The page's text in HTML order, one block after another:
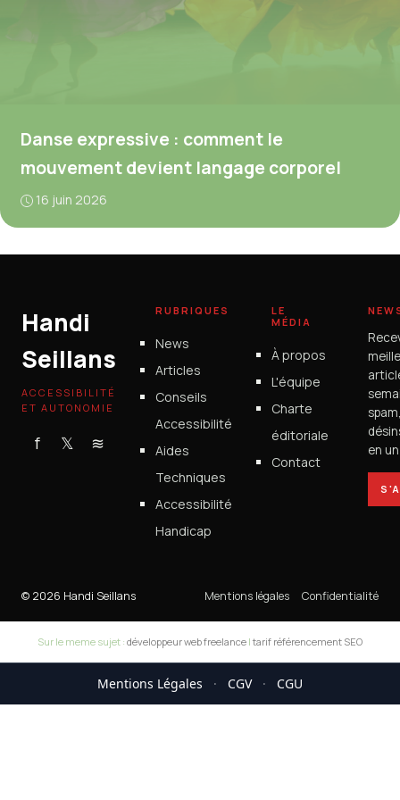
Danse expressive : comment le
mouvement devient langage corporel
16 juin 2026
Handi
Seillans
ACCESSIBILITÉ
ET AUTONOMIE
f 𝕏 ≋
RUBRIQUES
News
Articles
Conseils
Accessibilité
Aides
Techniques
Accessibilité
Handicap
LE
MÉDIA
À propos
L'équipe
Charte
éditoriale
Contact
en
© 2026 Handi Seillans Mentions légales Confidentialité
Sur le meme sujet : développeur web freelance | tarif référencement SEO
Mentions Légales · CGV · CGU